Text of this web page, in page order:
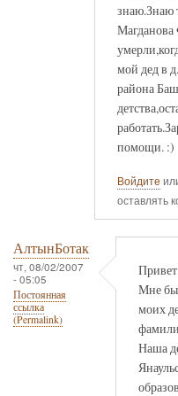
знаю.Знаю
Магданова
мой дед в
района
помощи. :)
Войдите
оставлять
АлтынБотак
чт, 08/02/2007
- 05:05
Постоянная
ссылка
(Permalink)
Мне бы
моих
Наша